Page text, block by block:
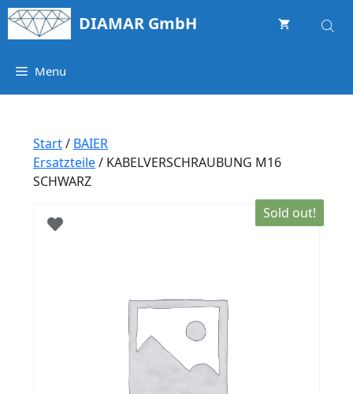
Springe
zum
DIAMAR GmbH
Menu
Start/ BAIER
Ersatzteile/ KABELVERSCHRAUBUNG M16
SCHWARZ
Sold out!